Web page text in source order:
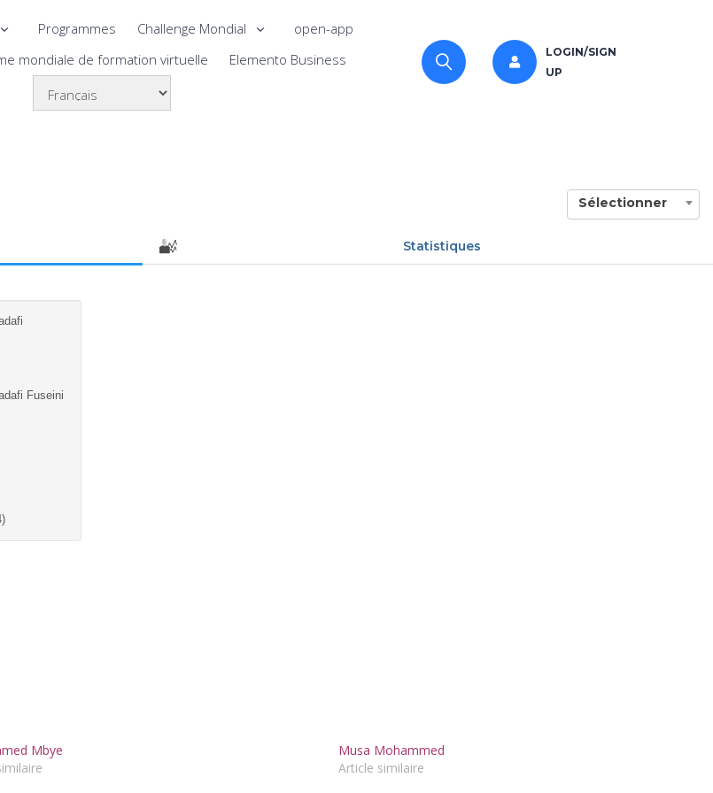
Programmes Challenge Mondial
open-app
mondiale de formation virtuelle
Elemento Business
LOGIN/SIGN
UP
Sélectionner
Statistiques
Fuseini
Mbye
Musa Mohammed
Article similaire